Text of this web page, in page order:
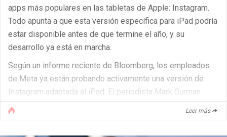
apps más populares en las tabletas de Apple: Instagram.
Todo apunta a que esta versión específica para iPad podría
estar disponible antes de que termine el año, y su
desarrollo ya está en marcha.
Según un informe reciente de Bloomberg, los empleados
de Meta ya están probando activamente una versión de
Instagram adaptada al iPad. El periodista Mark Gurman
asegura que el desarrollo avanza a buen ritmo y que el
lanzamiento oficial podría producirse durante los próximos
Leer más